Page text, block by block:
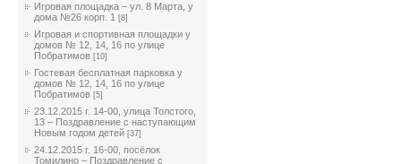
Игровая площадка – ул. 8 Марта, у
дома №26 корп. 1 [8]
Игровая и спортивная площадки у
домов № 12, 14, 16 по улице
Побратимов [10]
Гостевая бесплатная парковка у
домов № 12, 14, 16 по улице
Побратимов [5]
23.12.2015 г. 14-00, улица Толстого,
13 – Поздравление с наступающим
Новым годом детей [37]
24.12.2015 г. 16-00, посёлок
Томилино – Поздравление с